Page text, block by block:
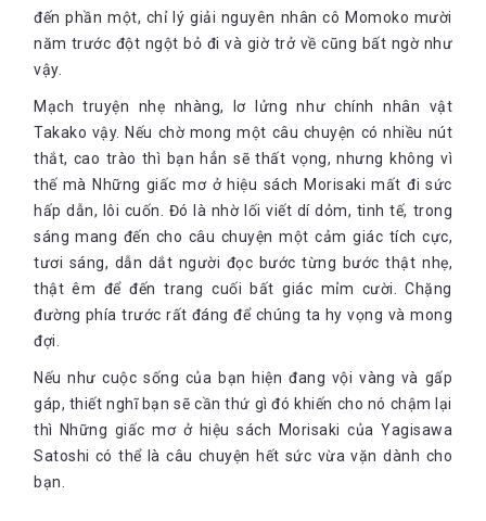
đến phần một, chỉ lý giải nguyên nhân cô Momoko mười
năm trước đột ngột bỏ đi và giờ trở về cũng bất ngờ như
vậy.
Mạch truyện nhẹ nhàng, lơ lửng như chính nhân vật
Takako vậy. Nếu chờ mong một câu chuyện có nhiều nút
thắt, cao trào thì bạn hẳn sẽ thất vọng, nhưng không vì
thế mà Những giấc mơ ở hiệu sách Morisaki mất đi sức
hấp dẫn, lôi cuốn. Đó là nhờ lối viết dí dỏm, tinh tế, trong
sáng mang đến cho câu chuyện một cảm giác tích cực,
tươi sáng, dẫn dắt người đọc bước từng bước thật nhẹ,
thật êm để đến trang cuối bất giác mỉm cười. Chặng
đường phía trước rất đáng để chúng ta hy vọng và mong
đợi.
Nếu như cuộc sống của bạn hiện đang vội vàng và gấp
gáp, thiết nghĩ bạn sẽ cần thứ gì đó khiến cho nó chậm lại
thì Những giấc mơ ở hiệu sách Morisaki của Yagisawa
Satoshi có thể là câu chuyện hết sức vừa vặn dành cho
bạn.